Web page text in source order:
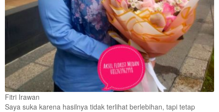
Fitri Irawan
Saya suka karena hasilnya tidak terlihat berlebihan, tapi tetap